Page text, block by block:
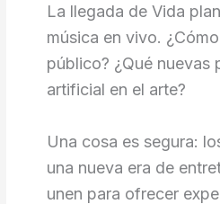
La llegada de Vida
música en vivo.
público? ¿Qué nuevas
artificial en el arte?
Una cosa es segura:
una nueva era de
unen para ofrecer